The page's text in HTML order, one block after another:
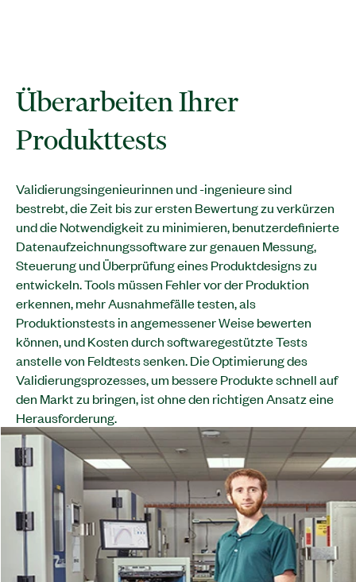
Überarbeiten Ihrer
Produkttests
Validierungsingenieurinnen und -ingenieure sind
bestrebt, die Zeit bis zur ersten Bewertung zu verkürzen
und die Notwendigkeit zu minimieren, benutzerdefinierte
Datenaufzeichnungssoftware zur genauen Messung,
Steuerung und Überprüfung eines Produktdesigns zu
entwickeln. Tools müssen Fehler vor der Produktion
erkennen, mehr Ausnahmefälle testen, als
Produktionstests in angemessener Weise bewerten
können, und Kosten durch softwaregestützte Tests
anstelle von Feldtests senken. Die Optimierung des
Validierungsprozesses, um bessere Produkte schnell auf
den Markt zu bringen, ist ohne den richtigen Ansatz eine
Herausforderung.